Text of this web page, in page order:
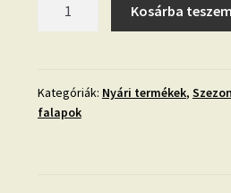
Fóka
mennyiség
Kosárba teszem
Kategóriák: Nyári termékek,
falapok